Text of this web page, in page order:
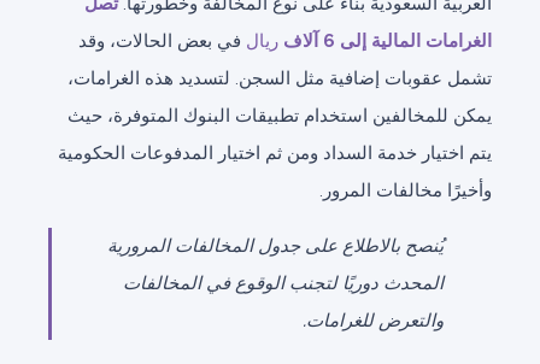
الغرامات المالية إلى 6 آلاف
ريال في بعض الحالات، وقد
تشمل عقوبات إضافية مثل السجن. لتسديد هذه الغرامات،
يمكن للمخالفين استخدام تطبيقات البنوك المتوفرة، حيث
يتم اختيار خدمة السداد ومن ثم اختيار المدفوعات الحكومية
وأخيرًا مخالفات المرور.
يُنصح بالاطلاع على جدول المخالفات المرورية
المحدث دوريًا لتجنب الوقوع في المخالفات
والتعرض للغرامات.